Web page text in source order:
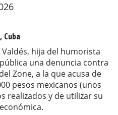
Cuba
hija del humorista
una denuncia contra
Zone, a la que acusa de
pesos mexicanos (unos
realizados y de utilizar su